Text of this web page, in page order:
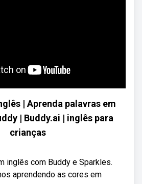
| Aprenda palavras em
| Buddy.ai | inglês para
crianças
inglês com Buddy e Sparkles.
aprendendo as cores em